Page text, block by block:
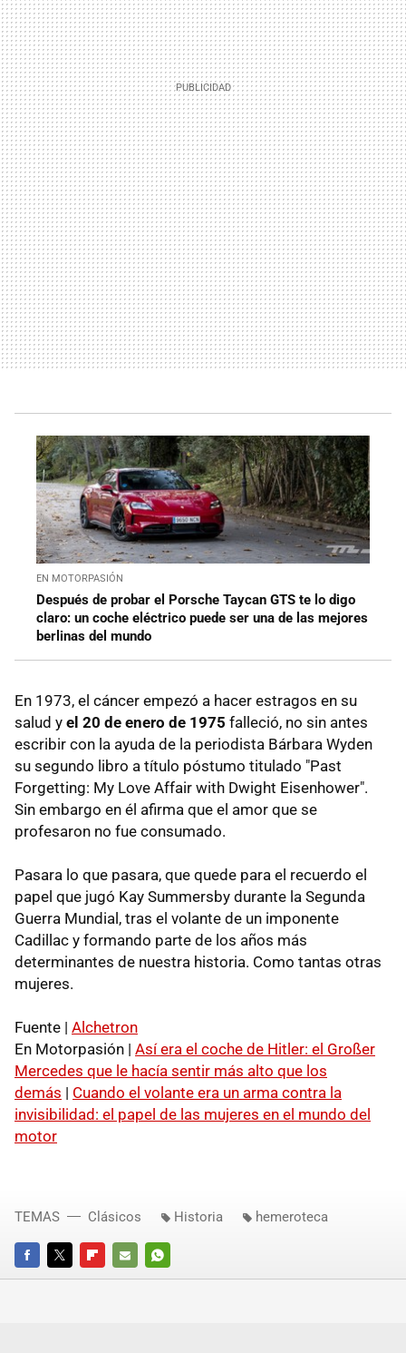
EN MOTORPASIÓN
Después de probar el Porsche Taycan GTS te lo digo
claro: un coche eléctrico puede ser una de las mejores
berlinas del mundo
En 1973, el cáncer empezó a hacer estragos en su
salud y el 20 de enero de 1975 falleció, no sin antes
escribir con la ayuda de la periodista Bárbara Wyden
su segundo libro a título póstumo titulado "Past
Forgetting: My Love Affair with Dwight Eisenhower".
Sin embargo en él afirma que el amor que se
profesaron no fue consumado.
Pasara lo que pasara, que quede para el recuerdo el
papel que jugó Kay Summersby durante la Segunda
Guerra Mundial, tras el volante de un imponente
Cadillac y formando parte de los años más
determinantes de nuestra historia. Como tantas otras
mujeres.
Fuente | Alchetron
En Motorpasión | Así era el coche de Hitler: el Großer
Mercedes que le hacía sentir más alto que los
demás | Cuando el volante era un arma contra la
invisibilidad: el papel de las mujeres en el mundo del
motor
FACEBOOKTWITTERFLIPBOARD
E-
WHATSAPP
TEMAS Clásicos Historia hemeroteca